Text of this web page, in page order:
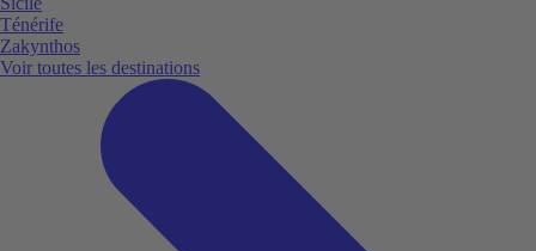
Ténérife
Zakynthos
Voir toutes les destinations